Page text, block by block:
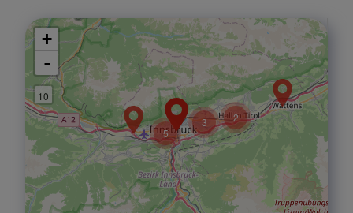
2
3
5
+
-
10